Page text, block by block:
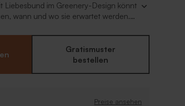
Liebesbund im Greenery-Design könnt
wann und wo sie erwartet werden.
Gratismuster
bestellen
Preise ansehen